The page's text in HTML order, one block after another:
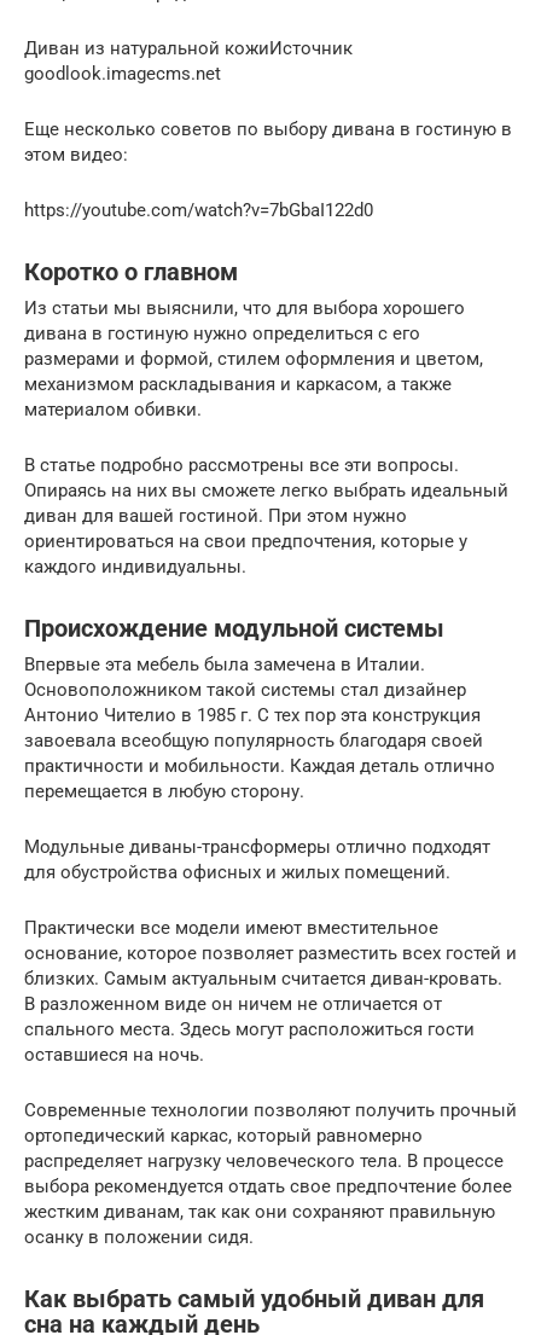
Диван из натуральной кожиИсточник
goodlook.imagecms.net
Еще несколько советов по выбору дивана в гостиную в
этом видео:
https://youtube.com/watch?v=7bGbaI122d0
Коротко о главном
Из статьи мы выяснили, что для выбора хорошего
дивана в гостиную нужно определиться с его
размерами и формой, стилем оформления и цветом,
механизмом раскладывания и каркасом, а также
материалом обивки.
В статье подробно рассмотрены все эти вопросы.
Опираясь на них вы сможете легко выбрать идеальный
диван для вашей гостиной. При этом нужно
ориентироваться на свои предпочтения, которые у
каждого индивидуальны.
Происхождение модульной системы
Впервые эта мебель была замечена в Италии.
Основоположником такой системы стал дизайнер
Антонио Чителио в 1985 г. С тех пор эта конструкция
завоевала всеобщую популярность благодаря своей
практичности и мобильности. Каждая деталь отлично
перемещается в любую сторону.
Модульные диваны-трансформеры отлично подходят
для обустройства офисных и жилых помещений.
Практически все модели имеют вместительное
основание, которое позволяет разместить всех гостей и
близких. Самым актуальным считается диван-кровать.
В разложенном виде он ничем не отличается от
спального места. Здесь могут расположиться гости
оставшиеся на ночь.
Современные технологии позволяют получить прочный
ортопедический каркас, который равномерно
распределяет нагрузку человеческого тела. В процессе
выбора рекомендуется отдать свое предпочтение более
жестким диванам, так как они сохраняют правильную
осанку в положении сидя.
Как выбрать самый удобный диван для
сна на каждый день